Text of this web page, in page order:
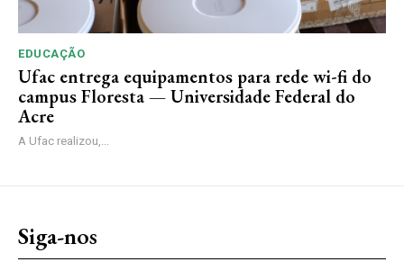
EDUCAÇÃO
Ufac entrega equipamentos para rede wi-fi do
campus Floresta — Universidade Federal do
Acre
A Ufac realizou,...
Siga-nos